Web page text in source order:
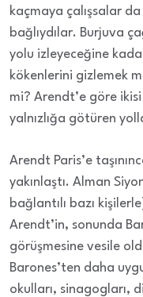
kaçmaya çalışsalar
bağlıydılar. Burjuva
yolu izleyeceğine
kökenlerini gizlemek
mi? Arendt’e göre ikisi
yalnızlığa götüren
Arendt Paris’e
yakınlaştı. Alman
bağlantılı bazı
Arendt’in, sonunda
görüşmesine vesile
Barones’ten daha
okulları, sinagogları,